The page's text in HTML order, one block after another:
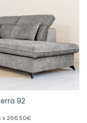
92
x 266.50€